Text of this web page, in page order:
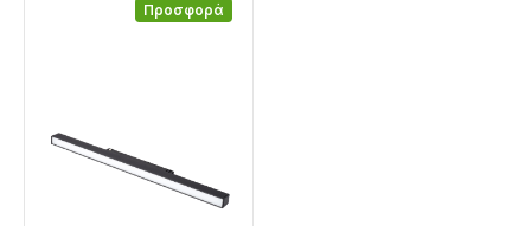
Προσφορά